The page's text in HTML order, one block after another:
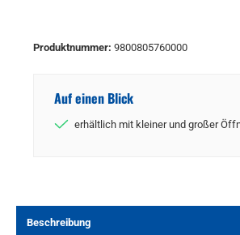
Produktnummer: 9800805760000
Auf einen Blick
erhältlich mit kleiner und großer
Beschreibung